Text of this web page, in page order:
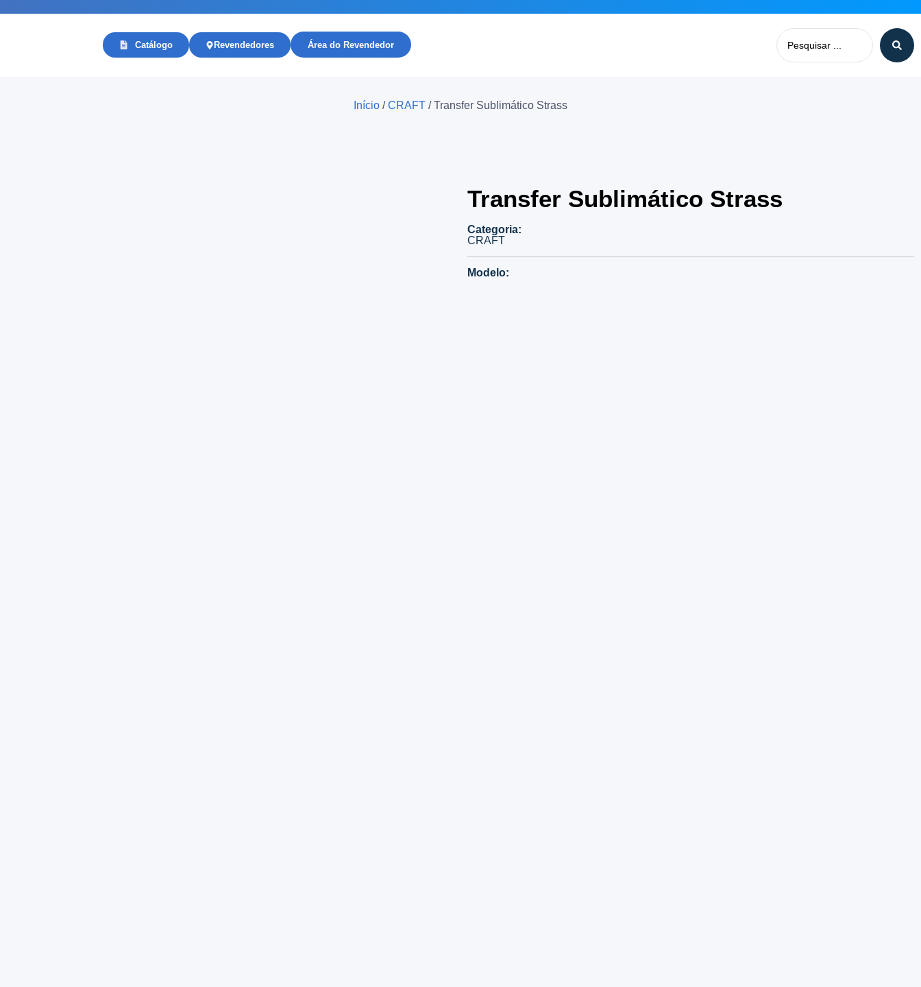
Catálogo Revendedores Área do Revendedor
Início /CRAFT / Transfer Sublimático Strass
Transfer Sublimático Strass
Categoria:
CRAFT
Modelo: